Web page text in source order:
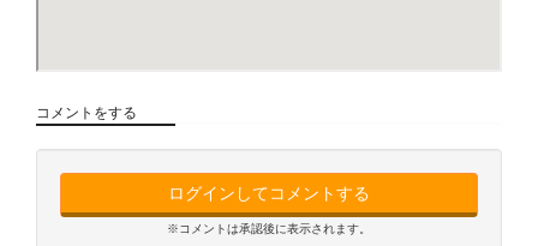
コメントをする
ログインしてコメントする
※コメントは承認後に表示されます。